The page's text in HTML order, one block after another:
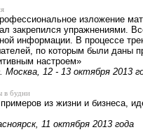
изложение
закрепился упражнениями.
информации. В процессе
по которым были даны
настроем»
12 - 13 октября 2013
в будни
из жизни и бизнеса,
11 октября 2013 года